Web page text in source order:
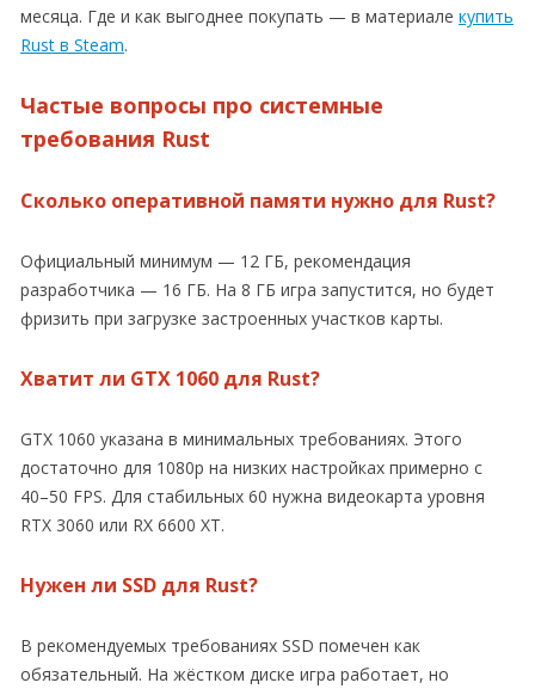
месяца. Где и как выгоднее покупать — в материале купить
Rust в Steam.
Частые вопросы про системные
требования Rust
Сколько оперативной памяти нужно для Rust?
Официальный минимум — 12 ГБ, рекомендация
разработчика — 16 ГБ. На 8 ГБ игра запустится, но будет
фризить при загрузке застроенных участков карты.
Хватит ли GTX 1060 для Rust?
GTX 1060 указана в минимальных требованиях. Этого
достаточно для 1080p на низких настройках примерно с
40–50 FPS. Для стабильных 60 нужна видеокарта уровня
RTX 3060 или RX 6600 XT.
Нужен ли SSD для Rust?
В рекомендуемых требованиях SSD помечен как
обязательный. На жёстком диске игра работает, но